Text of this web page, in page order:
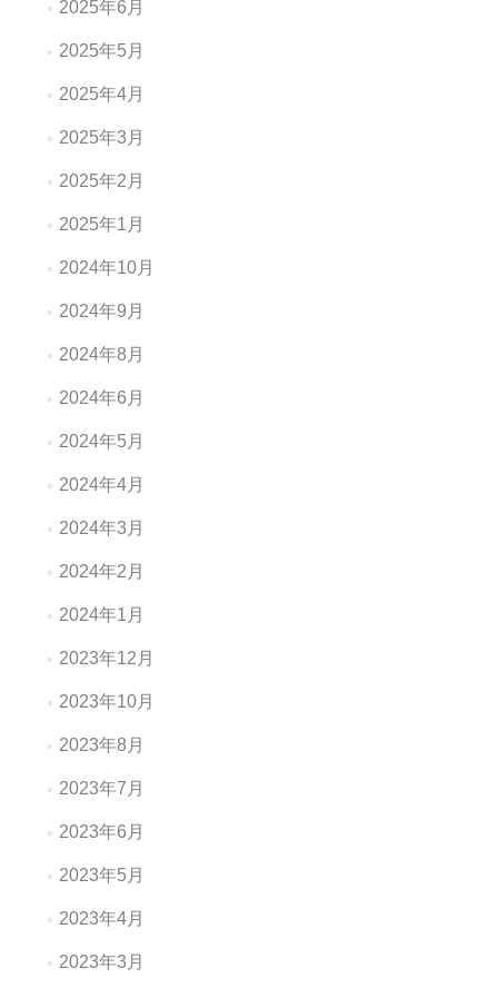
2025年6月
2025年5月
2025年4月
2025年3月
2025年2月
2025年1月
2024年10月
2024年9月
2024年8月
2024年6月
2024年5月
2024年4月
2024年3月
2024年2月
2024年1月
2023年12月
2023年10月
2023年8月
2023年7月
2023年6月
2023年5月
2023年4月
2023年3月